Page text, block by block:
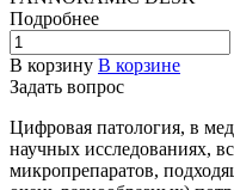
Подробнее
В корзину В корзине
Задать вопрос
Цифровая патология, в
научных исследованиях,
микропрепаратов,